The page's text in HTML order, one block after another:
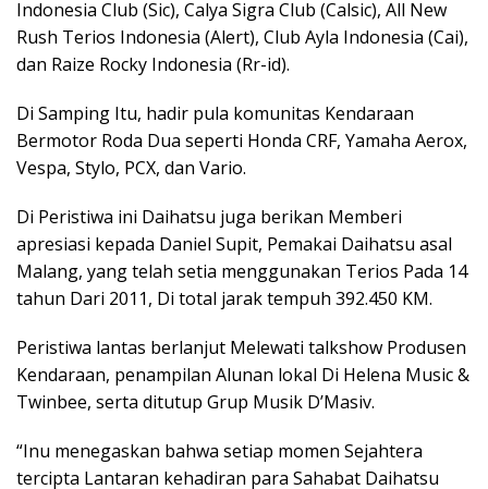
Indonesia Club (Sic), Calya Sigra Club (Calsic), All New
Rush Terios Indonesia (Alert), Club Ayla Indonesia (Cai),
dan Raize Rocky Indonesia (Rr-id).
Di Samping Itu, hadir pula komunitas Kendaraan
Bermotor Roda Dua seperti Honda CRF, Yamaha Aerox,
Vespa, Stylo, PCX, dan Vario.
Di Peristiwa ini Daihatsu juga berikan Memberi
apresiasi kepada Daniel Supit, Pemakai Daihatsu asal
Malang, yang telah setia menggunakan Terios Pada 14
tahun Dari 2011, Di total jarak tempuh 392.450 KM.
Peristiwa lantas berlanjut Melewati talkshow Produsen
Kendaraan, penampilan Alunan lokal Di Helena Music &
Twinbee, serta ditutup Grup Musik D’Masiv.
“Inu menegaskan bahwa setiap momen Sejahtera
tercipta Lantaran kehadiran para Sahabat Daihatsu